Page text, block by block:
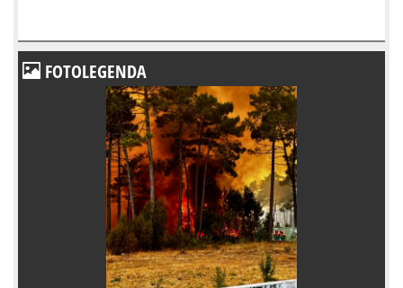
FOTOLEGENDA